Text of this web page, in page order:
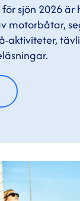
sjön 2026 är
motorbåtar,
aktiviteter,